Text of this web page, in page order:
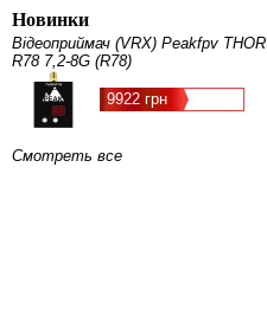
Новинки
Відеоприймач (VRX) Peakfpv THOR
R78 7,2-8G (R78)
9922 грн
Смотреть все